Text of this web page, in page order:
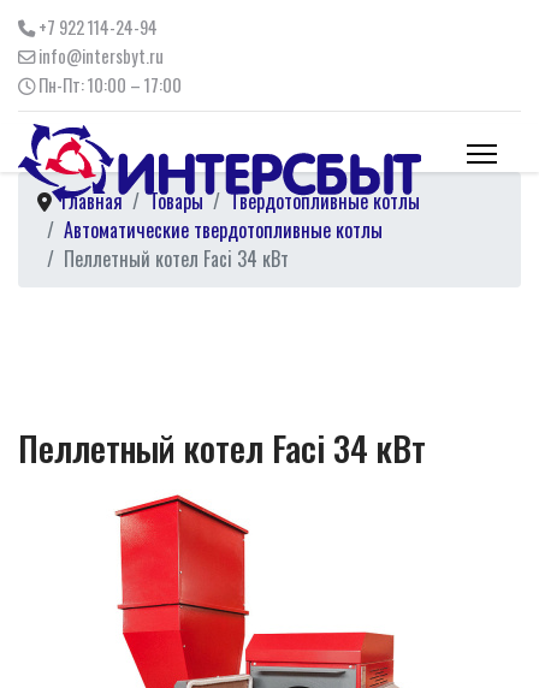
+7 922 114-24-94
info@intersbyt.ru
Пн-Пт: 10:00 – 17:00
Главная Товары
Твердотопливные котлы
Автоматические твердотопливные котлы
Пеллетный котел Faci 34 кВт
Пеллетный котел Faci 34 кВт